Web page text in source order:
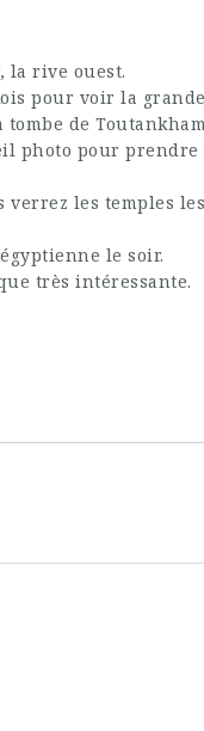
la rive ouest.
pour voir la
de
photo pour prendre
les temples
le soir.
très intéressante.